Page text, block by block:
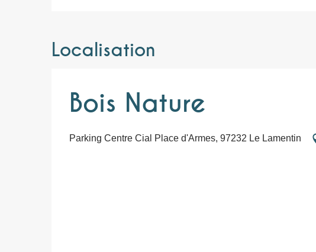
Localisation
Bois Nature
Parking Centre Cial Place d'Armes, 97232 Le Lamentin